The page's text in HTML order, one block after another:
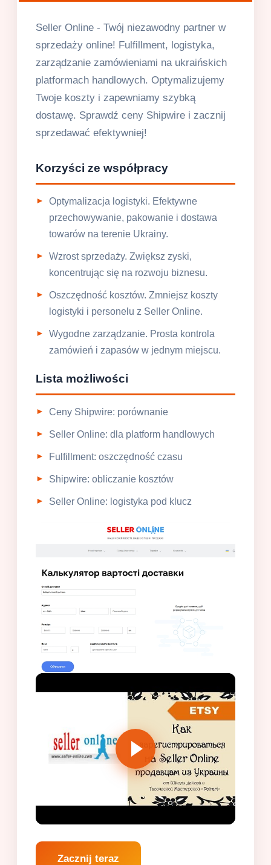
Seller Online - Twój niezawodny partner w
sprzedaży online! Fulfillment, logistyka,
zarządzanie zamówieniami na ukraińskich
platformach handlowych. Optymalizujemy
Twoje koszty i zapewniamy szybką
dostawę. Sprawdź ceny Shipwire i zacznij
sprzedawać efektywniej!
Korzyści ze współpracy
Optymalizacja logistyki. Efektywne
przechowywanie, pakowanie i dostawa
towarów na terenie Ukrainy.
Wzrost sprzedaży. Zwiększ zyski,
koncentrując się na rozwoju biznesu.
Oszczędność kosztów. Zmniejsz koszty
logistyki i personelu z Seller Online.
Wygodne zarządzanie. Prosta kontrola
zamówień i zapasów w jednym miejscu.
Lista możliwości
Ceny Shipwire: porównanie
Seller Online: dla platform handlowych
Fulfillment: oszczędność czasu
Shipwire: obliczanie kosztów
Seller Online: logistyka pod klucz
Zacznij teraz